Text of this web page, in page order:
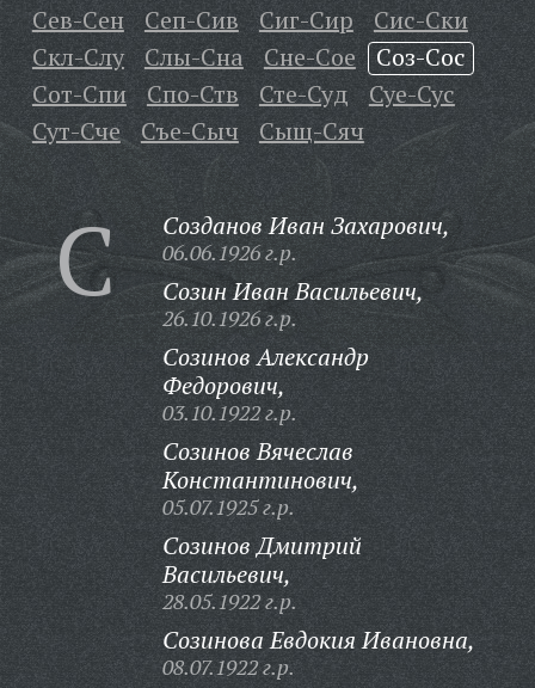
Сев-Сен
Сеп-Сив Сиг-Сир
Сис-Ски
Скл-Слу
Слы-Сна Сне-Сое
Соз-Сос
Сот-Спи
Спо-Ств Сте-Суд
Суе-Сус
Сут-Сче
Съе-Сыч Сыщ-Сяч
С Созданов Иван Захарович,
06.06.1926 г.р.
Созин Иван Васильевич,
26.10.1926 г.р.
Созинов Александр
Федорович,
03.10.1922 г.р.
Созинов Вячеслав
Константинович,
05.07.1925 г.р.
Созинов Дмитрий
Васильевич,
28.05.1922 г.р.
Созинова Евдокия Ивановна,
08.07.1922 г.р.